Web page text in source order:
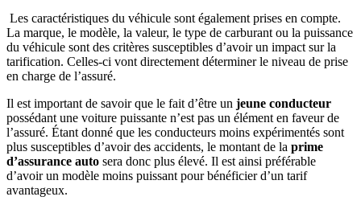
Les caractéristiques du véhicule sont également prises en compte.
La marque, le modèle, la valeur, le type de carburant ou la puissance
du véhicule sont des critères susceptibles d’avoir un impact sur la
tarification. Celles-ci vont directement déterminer le niveau de prise
en charge de l’assuré.
Il est important de savoir que le fait d’être un jeune conducteur
possédant une voiture puissante n’est pas un élément en faveur de
l’assuré. Étant donné que les conducteurs moins expérimentés sont
plus susceptibles d’avoir des accidents, le montant de la prime
d’assurance auto sera donc plus élevé. Il est ainsi préférable
d’avoir un modèle moins puissant pour bénéficier d’un tarif
avantageux.